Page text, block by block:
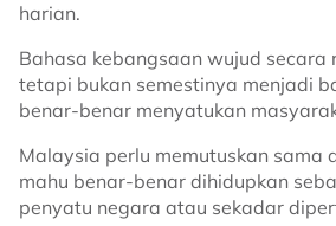
harian.
Bahasa kebangsaan wujud secara
tetapi bukan semestinya menjadi
benar-benar menyatukan
Malaysia perlu memutuskan sama
mahu benar-benar dihidupkan
penyatu negara atau sekadar